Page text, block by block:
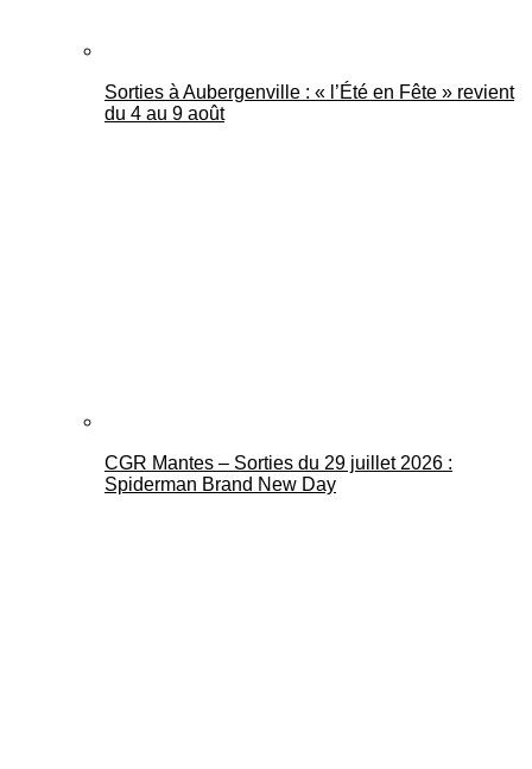
Sorties à Aubergenville : « l’Été en Fête » revient
du 4 au 9 août
CGR Mantes – Sorties du 29 juillet 2026 :
Spiderman Brand New Day